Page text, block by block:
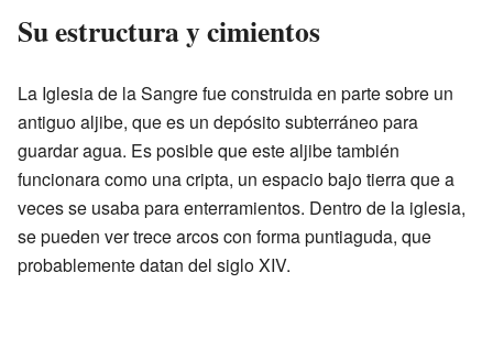
Su estructura y cimientos
La Iglesia de la Sangre fue construida en parte sobre un
antiguo aljibe, que es un depósito subterráneo para
guardar agua. Es posible que este aljibe también
funcionara como una cripta, un espacio bajo tierra que a
veces se usaba para enterramientos. Dentro de la iglesia,
se pueden ver trece arcos con forma puntiaguda, que
probablemente datan del siglo XIV.